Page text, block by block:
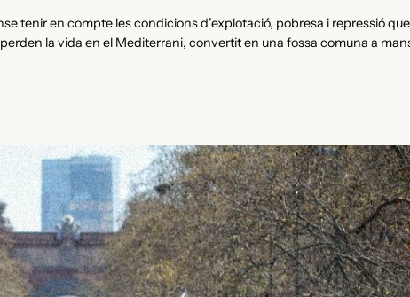
tenir en compte les condicions d’explotació, pobresa i repressió
la vida en el Mediterrani, convertit en una fossa comuna a